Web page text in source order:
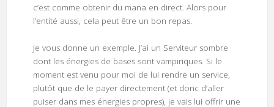
c’est comme obtenir du mana en direct. Alors pour
l’entité aussi, cela peut être un bon repas.
Je vous donne un exemple. J’ai un Serviteur sombre
dont les énergies de bases sont vampiriques. Si le
moment est venu pour moi de lui rendre un service,
plutôt que de le payer directement (et donc d’aller
puiser dans mes énergies propres), je vais lui offrir une